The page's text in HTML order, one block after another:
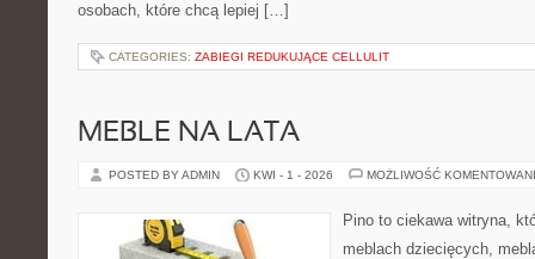
osobach, które chcą lepiej […]
CATEGORIES: ZABIEGI REDUKUJĄCE CELLULIT
MEBLE NA LATA
POSTED BY ADMIN KWI - 1 - 2026 MOŻLIWOŚĆ
Pino to ciekawa witryna,
meblach dziecięcych,